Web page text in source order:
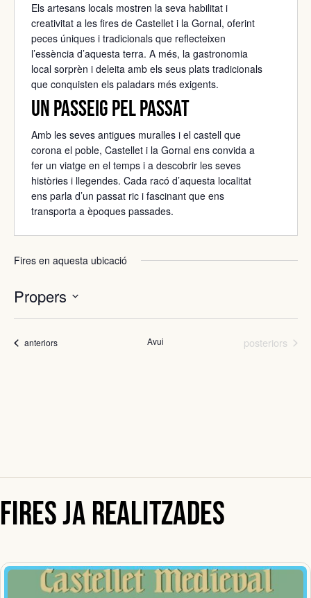
Els artesans locals mostren la seva habilitat i
creativitat a les fires de Castellet i la Gornal, oferint
peces úniques i tradicionals que reflecteixen
l’essència d’aquesta terra. A més, la gastronomia
local sorprèn i deleita amb els seus plats tradicionals
que conquisten els paladars més exigents.
Un passeig pel passat
Amb les seves antigues muralles i el castell que
corona el poble, Castellet i la Gornal ens convida a
fer un viatge en el temps i a descobrir les seves
històries i llegendes. Cada racó d’aquesta localitat
ens parla d’un passat ric i fascinant que ens
transporta a èpoques passades.
Fires en aquesta ubicació
Propers
data.
Fires
anteriors Avui Fires
posteriors
Fires ja realitzades